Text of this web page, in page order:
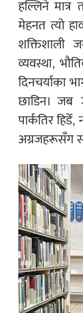
हल्लिने
मेहनत त्यो
शक्तिशाली
व्यवस्था,
दिनचर्याका
छाडिन। जब
पार्कतिर
अग्रजहरूसँग